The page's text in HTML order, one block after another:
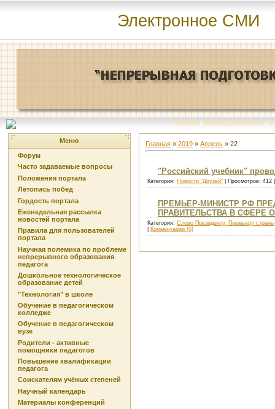
Электронное СМИ
Главная | Команда портала | О
Меню
Форум
Часто задаваемые вопросы
Положения портала
Летопись побед
Гордость портала
Еженедельная рассылка
новостей портала
Правила для пользователей
портала
Научная полемика по проблеме
непрерывного образования
педагога
Дошкольное технологическое
образование детей
"Технология" в школе
Обучение в педагогическом
колледже
Обучение в педагогическом
вузе
Родители - активные
помощники педагогов
Повышение квалификации
педагога
Соискателям учёных степеней
Научный календарь
Материалы конференций
Главная » 2019 » Апрель » 22
"Российский учебник"
Категория: Новости "Друзей" | Просмотров:
ПРЕМЬЕР-МИНИСТР РФ
ПРАВИТЕЛЬСТВА В СФЕРЕ
Категория: Слово Президенту, Премьеру страны
Комментарии (0)